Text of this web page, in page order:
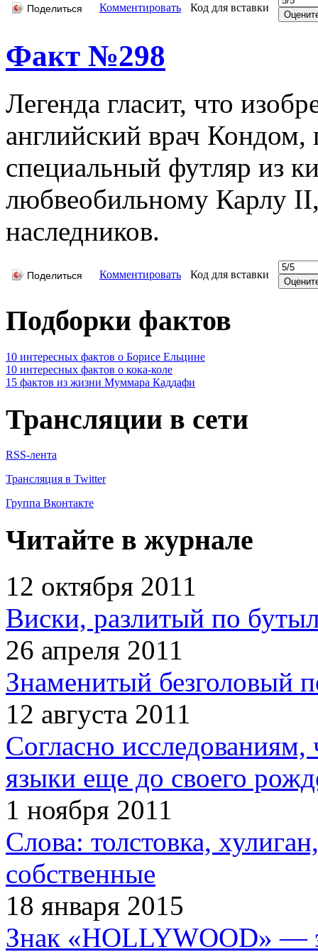
Поделиться Комментировать Код для вставки
Факт №298
Легенда гласит, что
английский врач
специальный футляр из
любвеобильному Карлу
наследников.
Поделиться Комментировать Код для вставки
Подборки фактов
10 интересных фактов о Борисе Ельцине
10 интересных фактов о кока-коле
15 фактов из жизни Муммара Каддафи
Трансляции в сети
RSS-лента
Трансляция в Twitter
Группа Вконтакте
Читайте в журнале
12 октября 2011
Виски, разлитый по
26 апреля 2011
Знаменитый безголовый
12 августа 2011
Согласно исследованиям,
языки еще до своего
1 ноября 2011
Слова: толстовка,
собственные
18 января 2015
Знак «HOLLYWOOD» —